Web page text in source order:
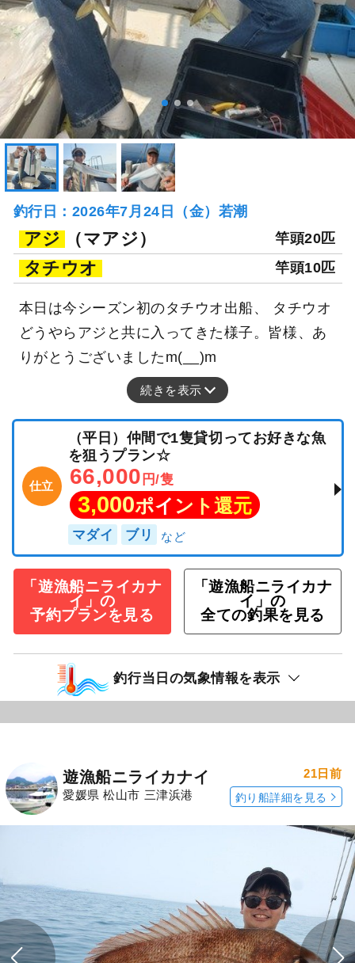
釣行日：2026年7月24日（金）若潮
アジ （マアジ） 竿頭20匹
タチウオ 竿頭10匹
本日は今シーズン初のタチウオ出船、 タチウオ
どうやらアジと共に入ってきた様子。皆様、あ
りがとうございましたm(__)m
続きを表示
仕立
（平日）仲間で1隻貸切ってお好きな魚
を狙うプラン☆
66,000 円/隻
3,000ポイント還元
マダイ ブリ
「遊漁船ニライカナ
イ」の
予約プランを見る
「遊漁船ニライカナ
イ」の
全ての釣果を見る
釣行当日の気象情報を表示
遊漁船ニライカナイ
愛媛県 松山市 三津浜港
21日前
釣り船詳細を見る